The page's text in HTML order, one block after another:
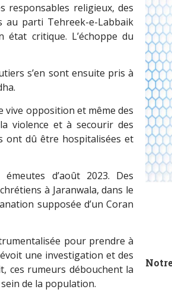
responsables religieux, des
au parti Tehreek-e-Labbaik
état critique. L’échoppe du
s’en sont ensuite pris à
opposition et même des
violence et à secourir des
ont dû être hospitalisées et
d’août 2023. Des
à Jaranwala, dans le
supposée d’un Coran
pour prendre à
une investigation et des
ces rumeurs débouchent la
de la population.